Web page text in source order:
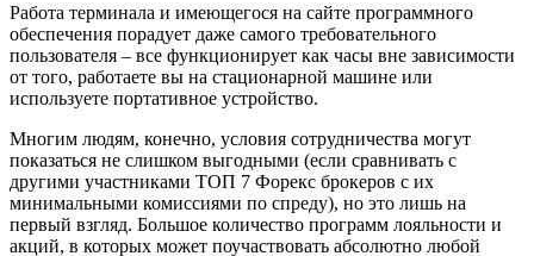
Работа терминала и имеющегося на сайте программного
обеспечения порадует даже самого требовательного
пользователя – все функционирует как часы вне зависимости
от того, работаете вы на стационарной машине или
используете портативное устройство.
Многим людям, конечно, условия сотрудничества могут
показаться не слишком выгодными (если сравнивать с
другими участниками ТОП 7 Форекс брокеров с их
минимальными комиссиями по спреду), но это лишь на
первый взгляд. Большое количество программ лояльности и
акций, в которых может поучаствовать абсолютно любой